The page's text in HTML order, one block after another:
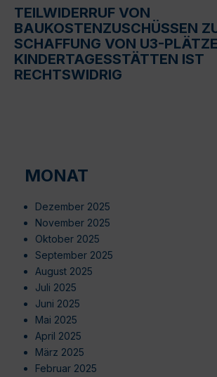
TEILWIDERRUF VON
BAUKOSTENZUSCHÜSSEN
SCHAFFUNG VON U3-
KINDERTAGESSTÄTTEN IST
RECHTSWIDRIG
MONAT
Dezember 2025
November 2025
Oktober 2025
September 2025
August 2025
Juli 2025
Juni 2025
Mai 2025
April 2025
März 2025
Februar 2025